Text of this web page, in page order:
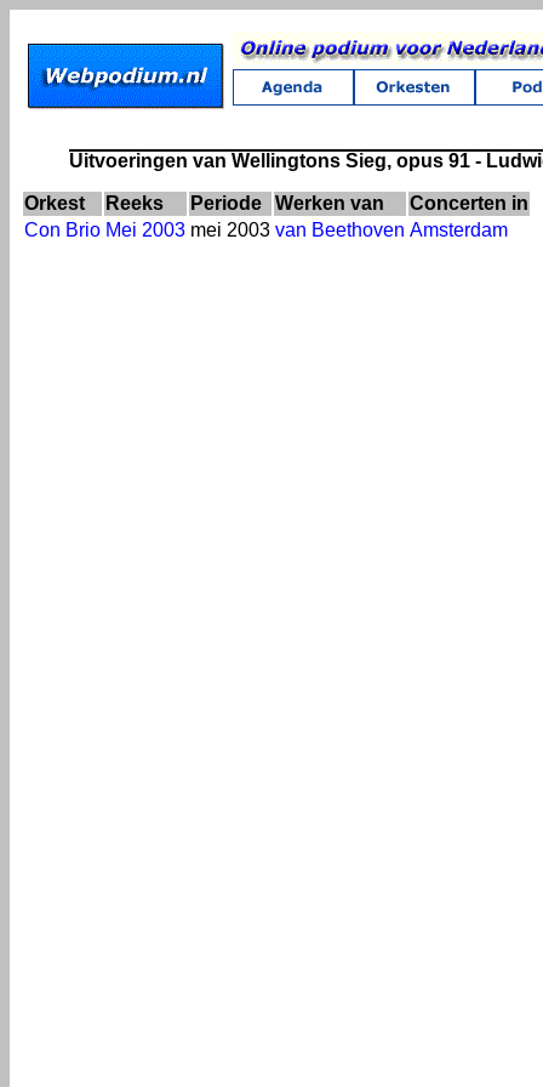
Uitvoeringen van Wellingtons Sieg, opus 91 -
Orkest Reeks Periode Werken van
Concerten in
Con Brio Mei 2003 mei 2003 van Beethoven Amsterdam